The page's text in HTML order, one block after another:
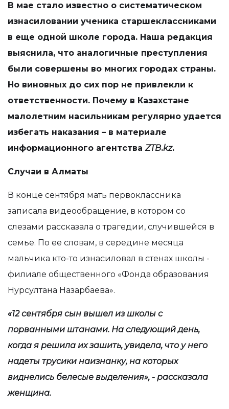
В мае стало известно о систематическом
изнасиловании ученика старшеклассниками
в еще одной школе города. Наша редакция
выяснила, что аналогичные преступления
были совершены во многих городах страны.
Но виновных до сих пор не привлекли к
ответственности. Почему в Казахстане
малолетним насильникам регулярно удается
избегать наказания – в материале
информационного агентстваZTB.kz.
Случаи в Алматы
В конце сентября мать первоклассника
записала видеообращение, в котором со
слезами рассказала о трагедии, случившейся в
семье. По ее словам, в середине месяца
мальчика кто-то изнасиловал в стенах школы -
филиале общественного «Фонда образования
Нурсултана Назарбаева».
«12 сентября сын вышел из школы с
порванными штанами. На следующий день,
когда я решила их зашить, увидела, что у него
надеты трусики наизнанку, на которых
виднелись белесые выделения», - рассказала
женщина.